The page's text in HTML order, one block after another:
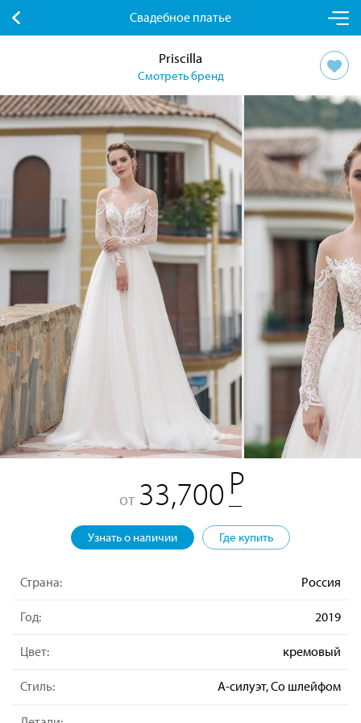
Свадебное платье
Priscilla
Смотреть бренд
от 33,700
Узнать о наличии Где купить
Страна: Россия
Год: 2019
Цвет: кремовый
Стиль: А-силуэт, Со шлейфом